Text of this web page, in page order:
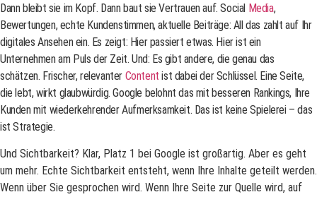
Dann bleibt sie im Kopf. Dann baut sie Vertrauen auf. Social Media,
Bewertungen, echte Kundenstimmen, aktuelle Beiträge: All das zahlt auf Ihr
digitales Ansehen ein. Es zeigt: Hier passiert etwas. Hier ist ein
Unternehmen am Puls der Zeit. Und: Es gibt andere, die genau das
schätzen. Frischer, relevanter Content ist dabei der Schlüssel. Eine Seite,
die lebt, wirkt glaubwürdig. Google belohnt das mit besseren Rankings, Ihre
Kunden mit wiederkehrender Aufmerksamkeit. Das ist keine Spielerei – das
ist Strategie.
Und Sichtbarkeit? Klar, Platz 1 bei Google ist großartig. Aber es geht
um mehr. Echte Sichtbarkeit entsteht, wenn Ihre Inhalte geteilt werden.
Wenn über Sie gesprochen wird. Wenn Ihre Seite zur Quelle wird, auf